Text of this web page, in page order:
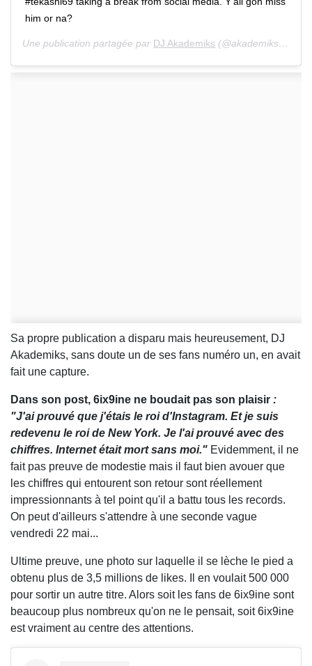
him or na?
Une publication partagée par DJ Akademiks (@akademiks) le 17 Mai 2020 à 2 :16 PDT
Sa propre publication a disparu mais heureusement, DJ
Akademiks, sans doute un de ses fans numéro un, en avait
fait une capture.
Dans son post, 6ix9ine ne boudait pas son plaisir :
"J'ai prouvé que j'étais le roi d'Instagram. Et je suis
redevenu le roi de New York. Je l'ai prouvé avec des
chiffres. Internet était mort sans moi." Evidemment, il ne
fait pas preuve de modestie mais il faut bien avouer que
les chiffres qui entourent son retour sont réellement
impressionnants à tel point qu'il a battu tous les records.
On peut d'ailleurs s'attendre à une seconde vague
vendredi 22 mai...
Ultime preuve, une photo sur laquelle il se lèche le pied a
obtenu plus de 3,5 millions de likes. Il en voulait 500 000
pour sortir un autre titre. Alors soit les fans de 6ix9ine sont
beaucoup plus nombreux qu'on ne le pensait, soit 6ix9ine
est vraiment au centre des attentions.